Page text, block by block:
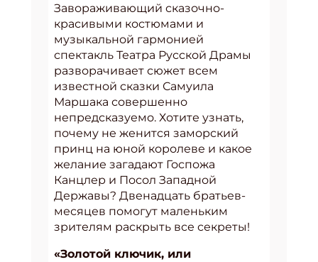
Завораживающий сказочно-
красивыми костюмами и
музыкальной гармонией
спектакль Театра Русской Драмы
разворачивает сюжет всем
известной сказки Самуила
Маршака совершенно
непредсказуемо. Хотите узнать,
почему не женится заморский
принц на юной королеве и какое
желание загадают Госпожа
Канцлер и Посол Западной
Державы? Двенадцать братьев-
месяцев помогут маленьким
зрителям раскрыть все секреты!
«Золотой ключик, или